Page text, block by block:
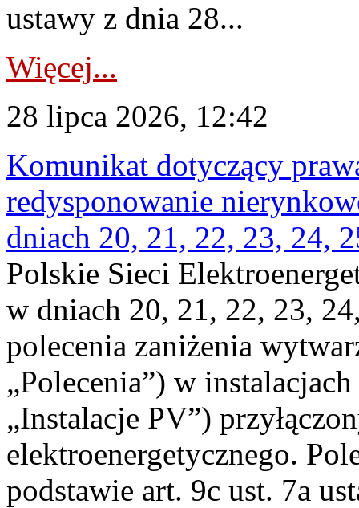
ustawy z dnia 28...
Więcej...
28 lipca 2026, 12:42
Komunikat dotyczący
redysponowanie
dniach 20, 21, 22, 23, 24,
Polskie Sieci
w dniach 20, 21, 22, 23,
polecenia zaniżenia
„Polecenia”) w
„Instalacje PV”)
elektroenergetycznego.
podstawie art. 9c ust. 7a